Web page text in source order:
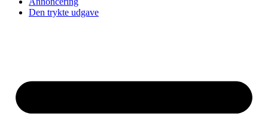
Den trykte udgave